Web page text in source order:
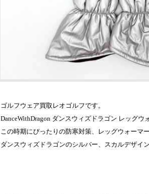
ゴルフウェア買取レオゴルフです。
DanceWithDragon ダンスウィズドラゴン レッグ
この時期にぴったりの防寒対策、レッグウォーマ
ダンスウィズドラゴンのシルバー、スカルデザイ